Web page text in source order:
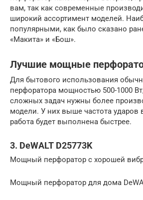
вам, так как современные
широкий ассортимент моделей.
популярными, как было сказано
«Макита» и «Бош».
Лучшие мощные
Для бытового использования
перфоратора мощностью 500-1000
сложных задач нужны более
модели. У них выше частота ударов
работа будет выполнена быстрее.
3. DeWALT D25773K
Мощный перфоратор с хорошей
Мощный перфоратор для дома